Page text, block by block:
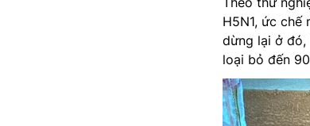
H5N1, ức chế
dừng lại ở đó,
loại bỏ đến